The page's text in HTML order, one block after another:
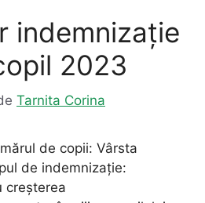
indemnizație
2023
Tarnita Corina
de copii: Vârsta
de indemnizație:
creșterea